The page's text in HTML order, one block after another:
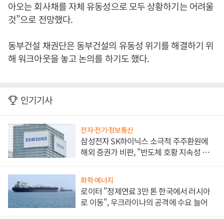
아오는 회사채를 자체 유동성으로 모두 상황하기는 어려울
것”으로 전망했다.
동부건설 채권단은 동부건설의 유동성 위기를 해결하기 위
해 워크아웃을 놓고 논의를 하기도 했다.
인기기사
전자·전기·정보통신
삼성전자 SK하이닉스 소극적 주주환원에
해외 증권가 비판, "반도체 호황 지속성 의
화학·에너지
로이터 "정제연료 3만 톤 한국에서 러시아
로 이동", 우크라이나의 공격에 수요 늘어